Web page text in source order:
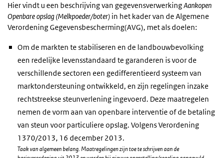
Hier vindt u een beschrijving van gegevensverwerkingAankopen
Openbare opslag (Melkpoeder/boter) in het kader van de Algemene
Verordening Gegevensbescherming(AVG), met als doelen:
Om de markten te stabiliseren en de landbouwbevolking
een redelĳke levensstandaard te garanderen is voor de
verschillende sectoren een gedifferentieerd systeem van
marktondersteuning ontwikkeld, en zijn regelingen inzake
rechtstreekse steunverlening ingevoerd. Deze maatregelen
nemen de vorm aan van openbare interventie of de betaling
van steun voor particuliere opslag. Volgens Verordening
1370/2013, 16 december 2013.
Taak van algemeen belang. Maatregelingen zijn toe te schrijven aan de